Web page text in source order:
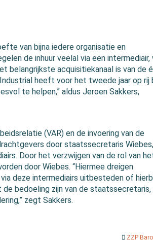
van bijna iedere organisatie en
de inhuur veelal via een intermediair,
belangrijkste acquisitiekanaal is van de
heeft voor het tweede jaar op rij
te helpen,” aldus Jeroen Sakkers,
(VAR) en de invoering van de
door staatssecretaris
Door het verzwijgen van de rol van
door Wiebes. “Hiermee dreigen
deze intermediairs uitbesteden of
bedoeling zijn van de staatssecretaris,
zegt Sakkers.
ZZP